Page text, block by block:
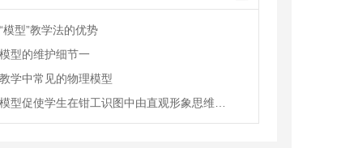
过程4-2...
模型”教学法的优势
型的维护细节一
学中常见的物理模型